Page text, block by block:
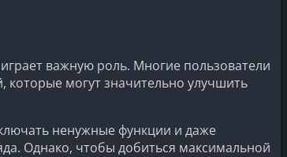
важную роль. Многие пользователи
которые могут значительно улучшить
ненужные функции и даже
Однако, чтобы добиться максимальной